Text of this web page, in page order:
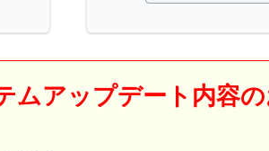
ムアップデート内容